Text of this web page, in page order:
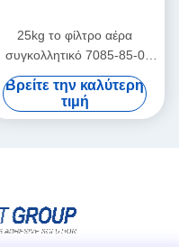
25kg το φίλτρο αέρα
συγκολλητικό 7085-85-0
EVA βάσισε την καυτή κόλλα
λειωμένων μετάλλων
Βρείτε την καλύτερη
τιμή